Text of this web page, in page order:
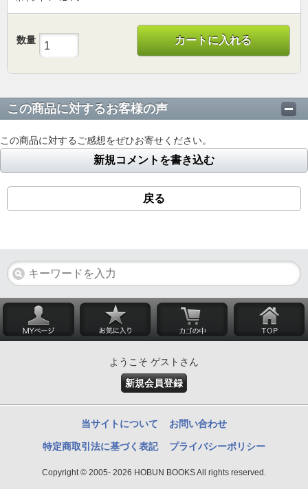
数量 カートに入れる
この商品に対するお客様の声
この商品に対するご感想をぜひお寄せください。
新規コメントを書き込む
戻る
ようこそ ゲストさん
新規会員登録
当サイトについて お問い合わせ
特定商取引法に基づく表記 プライバシーポリシー
Copyright © 2005- 2026 HOBUN BOOKS All rights reserved.